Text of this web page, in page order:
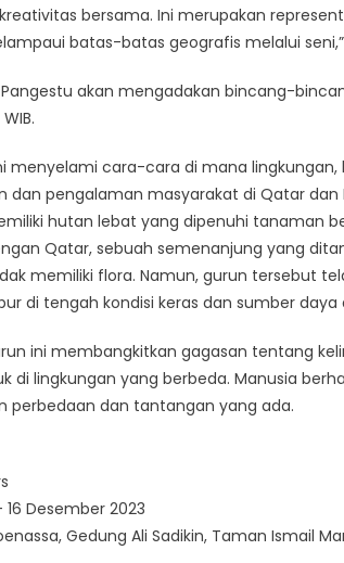
bersama. Ini merupakan
batas-batas geografis melalui seni,”
akan mengadakan bincang-
menyelami cara-cara di mana lingkungan,
dan pengalaman masyarakat di Qatar dan
hutan lebat yang dipenuhi tanaman
Qatar, sebuah semenanjung yang
memiliki flora. Namun, gurun tersebut
di tengah kondisi keras dan sumber daya
ini membangkitkan gagasan tentang
di lingkungan yang berbeda. Manusia
perbedaan dan tantangan yang ada.
Desember 2023
Gedung Ali Sadikin, Taman Ismail